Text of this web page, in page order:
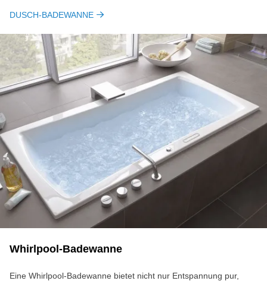
DUSCH-BADEWANNE
Whirl­pool-Ba­de­wan­ne
Eine Whirlpool-Badewanne bietet nicht nur Entspannung pur,